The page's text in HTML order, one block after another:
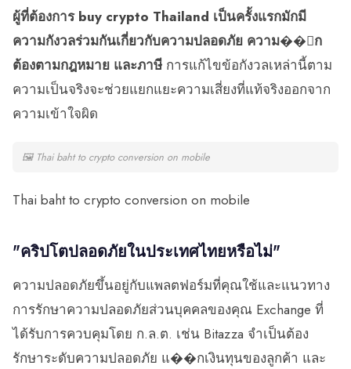
ผู้ที่ต้องการ buy crypto Thailand เป็นครั้งแรกมักมี
ความกังวลร่วมกันเกี่ยวกับความปลอดภัย ความ��ูก
ต้องตามกฎหมาย และภาษี การแก้ไขข้อกังวลเหล่านี้ตาม
ความเป็นจริงจะช่วยแยกแยะความเสี่ยงที่แท้จริงออกจาก
ความเข้าใจผิด
🖼 Thai baht to crypto conversion on mobile
Thai baht to crypto conversion on mobile
"คริปโตปลอดภัยในประเทศไทยหรือไม่"
ความปลอดภัยขึ้นอยู่กับแพลตฟอร์มที่คุณใช้และแนวทาง
การรักษาความปลอดภัยส่วนบุคคลของคุณ Exchange ที่
ได้รับการควบคุมโดย ก.ล.ต. เช่น Bitazza จำเป็นต้อง
รักษาระดับความปลอดภัย แ��กเงินทุนของลูกค้า และ